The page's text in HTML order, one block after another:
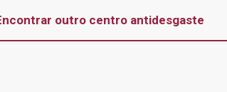
outro centro antidesgaste